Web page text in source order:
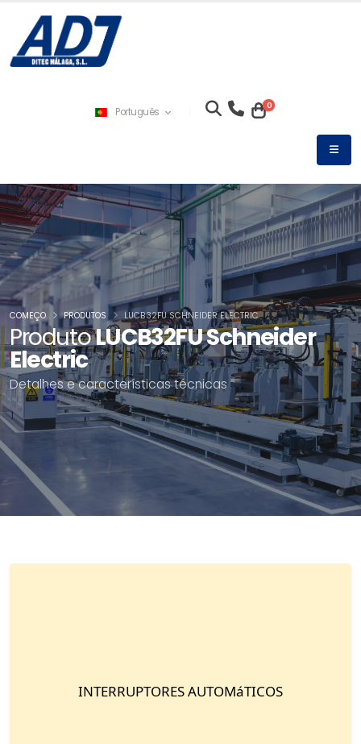
Português 0
ProdutoLUCB32FU Schneider
Electric
Detalhes e características técnicas
COMEÇO PRODUTOS LUCB32FU SCHNEIDER ELECTRIC